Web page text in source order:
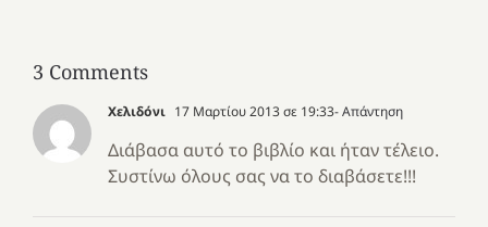
3 Comments
Χελιδόνι 17 Μαρτίου 2013 σε 19:33- Απάντηση
Διάβασα αυτό το βιβλίο και ήταν τέλειο.
Συστίνω όλους σας να το διαβάσετε!!!